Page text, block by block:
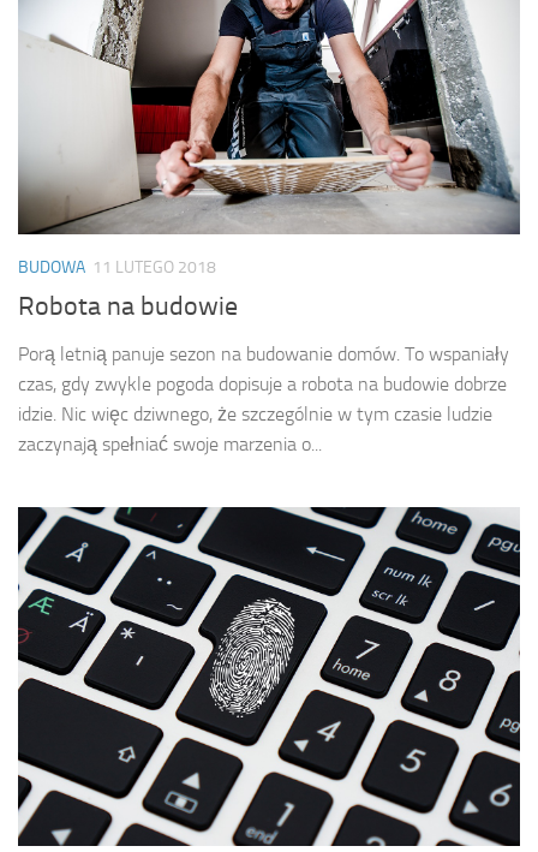
BUDOWA 11 LUTEGO 2018
Robota na budowie
Porą letnią panuje sezon na budowanie domów. To wspaniały
czas, gdy zwykle pogoda dopisuje a robota na budowie dobrze
idzie. Nic więc dziwnego, że szczególnie w tym czasie ludzie
zaczynają spełniać swoje marzenia o...